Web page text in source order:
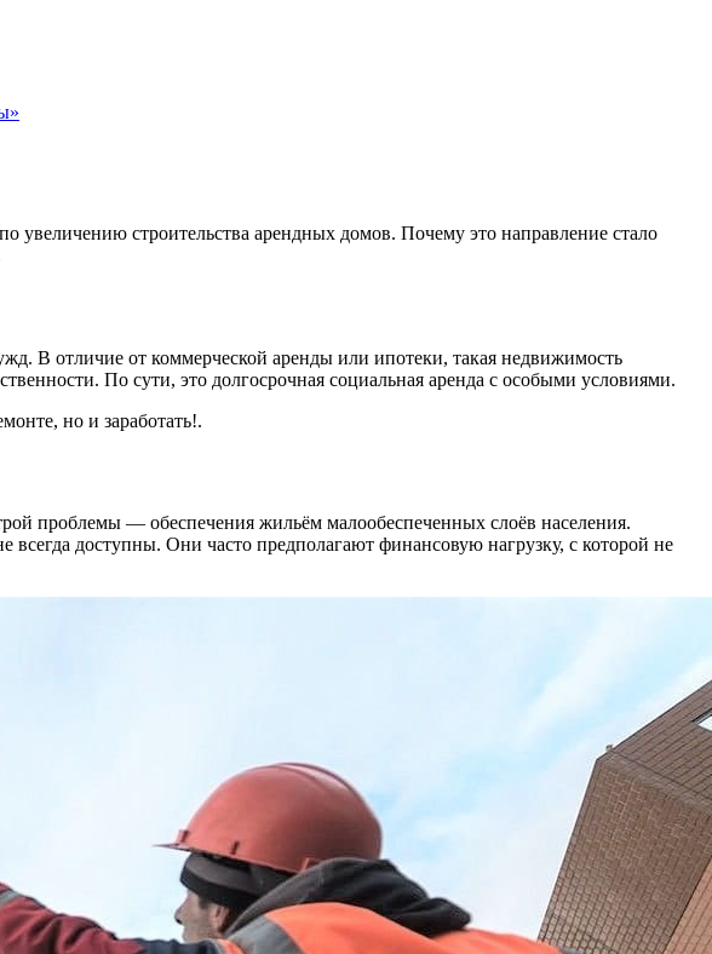
строительства арендных домов. Почему это направление стало
В отличие от коммерческой аренды или ипотеки, такая недвижимость
По сути, это долгосрочная социальная аренда с особыми условиями.
но и заработать!.
проблемы — обеспечения жильём малообеспеченных слоёв населения.
доступны. Они часто предполагают финансовую нагрузку, с которой не